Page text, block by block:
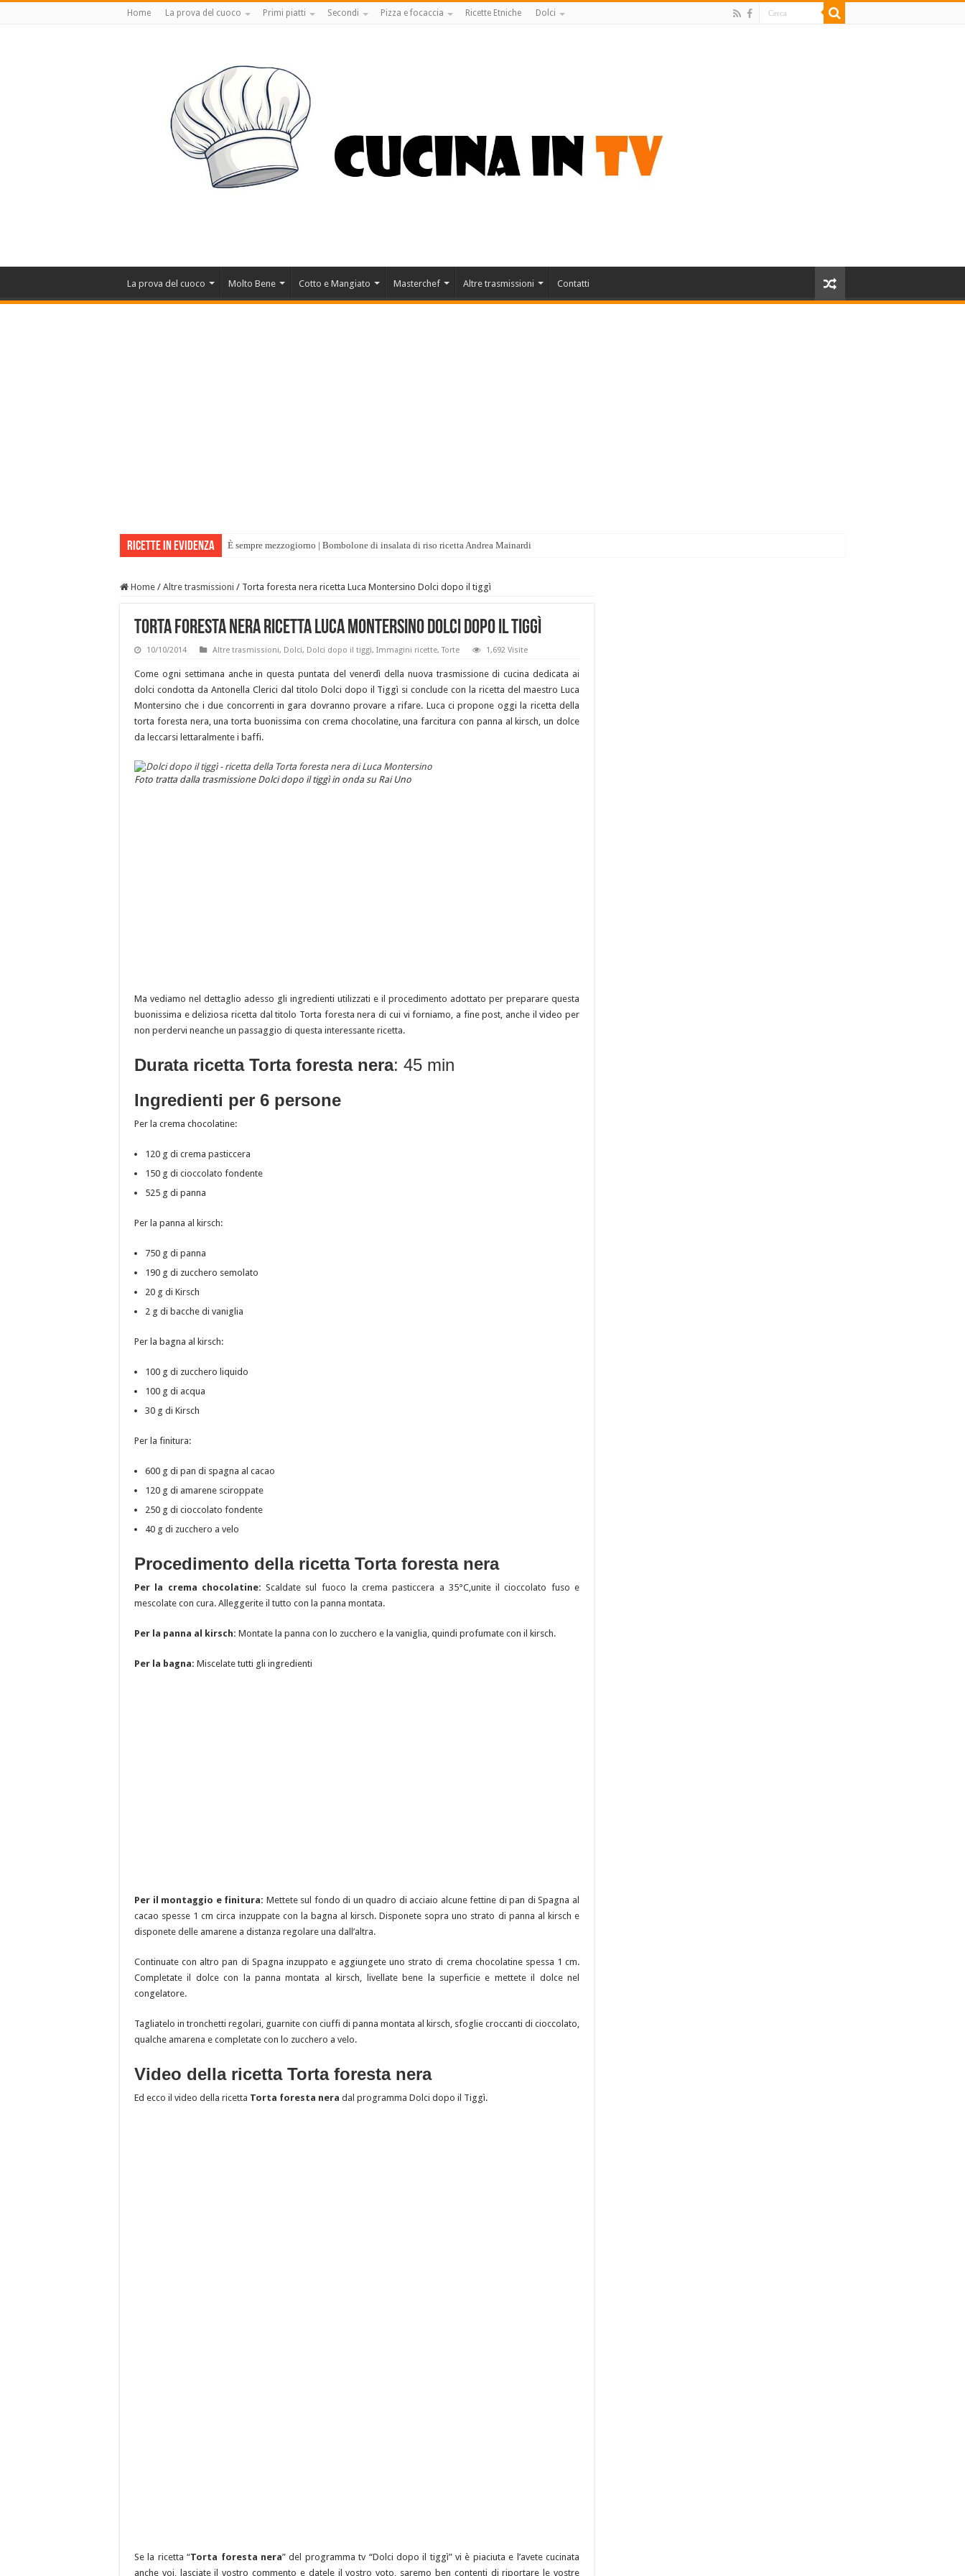
Home La prova del cuoco Primi piatti Secondi Pizza e focaccia Ricette Etniche Dolci
La prova del cuoco Molto Bene Cotto e Mangiato Masterchef Altre trasmissioni Contatti
Ricette in evidenza È sempre mezzogiorno | Bombolone di insalata di riso ricetta Andrea Mainardi
Home / Altre trasmissioni / Torta foresta nera ricetta Luca Montersino Dolci dopo il tiggì
Torta foresta nera ricetta Luca Montersino Dolci dopo il tiggì
10/10/2014 Altre trasmissioni, Dolci, Dolci dopo il tiggì, Immagini ricette,Torte 1,692 Visite
Come ogni settimana anche in questa puntata del venerdì della nuova trasmissione di cucina dedicata ai
dolci condotta da Antonella Clerici dal titolo Dolci dopo il Tiggì si conclude con la ricetta del maestro Luca
Montersino che i due concorrenti in gara dovranno provare a rifare. Luca ci propone oggi la ricetta della
torta foresta nera, una torta buonissima con crema chocolatine, una farcitura con panna al kirsch, un dolce
da leccarsi lettaralmente i baffi.
Foto tratta dalla trasmissione Dolci dopo il tiggì in onda su Rai Uno
Ma vediamo nel dettaglio adesso gli ingredienti utilizzati e il procedimento adottato per preparare questa
buonissima e deliziosa ricetta dal titolo Torta foresta nera di cui vi forniamo, a fine post, anche il video per
non perdervi neanche un passaggio di questa interessante ricetta.
Durata ricetta Torta foresta nera: 45 min
Ingredienti per 6 persone
Per la crema chocolatine:
120 g di crema pasticcera
150 g di cioccolato fondente
525 g di panna
Per la panna al kirsch:
750 g di panna
190 g di zucchero semolato
20 g di Kirsch
2 g di bacche di vaniglia
Per la bagna al kirsch:
100 g di zucchero liquido
100 g di acqua
30 g di Kirsch
Per la finitura:
600 g di pan di spagna al cacao
120 g di amarene sciroppate
250 g di cioccolato fondente
40 g di zucchero a velo
Procedimento della ricetta Torta foresta nera
Per la crema chocolatine: Scaldate sul fuoco la crema pasticcera a 35°C,unite il cioccolato fuso e
mescolate con cura. Alleggerite il tutto con la panna montata.
Per la panna al kirsch: Montate la panna con lo zucchero e la vaniglia, quindi profumate con il kirsch.
Per la bagna: Miscelate tutti gli ingredienti
Per il montaggio e finitura: Mettete sul fondo di un quadro di acciaio alcune fettine di pan di Spagna al
cacao spesse 1 cm circa inzuppate con la bagna al kirsch. Disponete sopra uno strato di panna al kirsch e
disponete delle amarene a distanza regolare una dall’altra.
Continuate con altro pan di Spagna inzuppato e aggiungete uno strato di crema chocolatine spessa 1 cm.
Completate il dolce con la panna montata al kirsch, livellate bene la superficie e mettete il dolce nel
congelatore.
Tagliatelo in tronchetti regolari, guarnite con ciuffi di panna montata al kirsch, sfoglie croccanti di cioccolato,
qualche amarena e completate con lo zucchero a velo.
Video della ricetta Torta foresta nera
Ed ecco il video della ricetta Torta foresta nera dal programma Dolci dopo il Tiggì.
Se la ricetta “Torta foresta nera” del programma tv “Dolci dopo il tiggì” vi è piaciuta e l’avete cucinata
anche voi, lasciate il vostro commento e datele il vostro voto, saremo ben contenti di riportare le vostre